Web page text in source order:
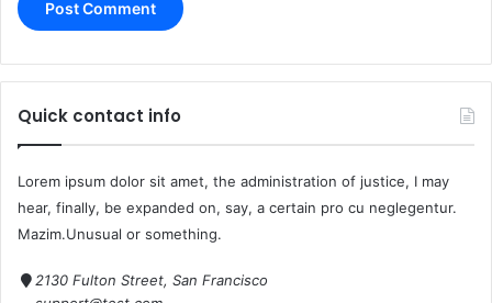
Quick contact info
Lorem ipsum dolor sit amet, the administration of justice, I may
hear, finally, be expanded on, say, a certain pro cu neglegentur.
Mazim.Unusual or something.
2130 Fulton Street, San Francisco